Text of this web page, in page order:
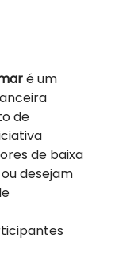
é um
de
de baixa
desejam